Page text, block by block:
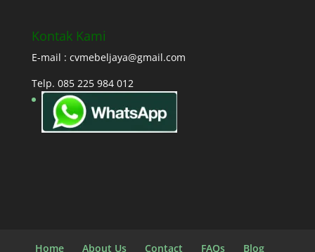
Kontak Kami
E-mail : cvmebeljaya@gmail.com
Telp. 085 225 984 012
Home About Us Contact FAQs Blog